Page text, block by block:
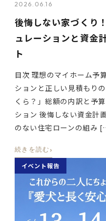
2026.06.16
後悔しない家づくり
ュレーションと資金
ト
目次 理想のマイホーム予
ションと正しい見積もり
くら？」総額の内訳と予
ション 後悔しない資金計
のない住宅ローンの組み
続きを読む ›
イベント報告